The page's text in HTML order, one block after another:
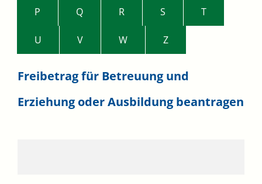
P Q R S T
U V W Z
Freibetrag für Betreuung und
Erziehung oder Ausbildung beantragen